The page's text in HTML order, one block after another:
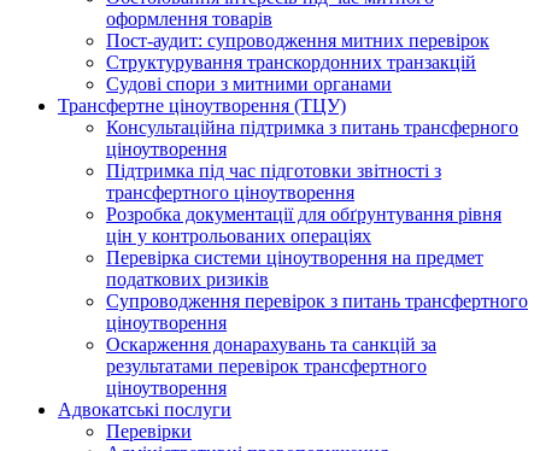
оформлення товарів
Пост-аудит: супроводження митних перевірок
Структурування транскордонних транзакцій
Судові спори з митними органами
Трансфертне ціноутворення (ТЦУ)
Консультаційна підтримка з питань трансферного
ціноутворення
Підтримка під час підготовки звітності з
трансфертного ціноутворення
Розробка документації для обґрунтування рівня
цін у контрольованих операціях
Перевірка системи ціноутворення на предмет
податкових ризиків
Супроводження перевірок з питань трансфертного
ціноутворення
Оскарження донарахувань та санкцій за
результатами перевірок трансфертного
ціноутворення
Адвокатські послуги
Перевірки